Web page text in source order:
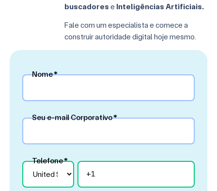
buscadores e Inteligências Artificiais.
Fale com um especialista e comece a
construir autoridade digital hoje mesmo.
Nome*
Seu e-mail Corporativo*
Telefone*